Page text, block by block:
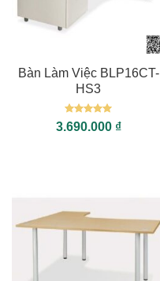
Bàn Làm Việc BLP16CT-
HS3
Được xếp
hạng55
3.690.000 ₫